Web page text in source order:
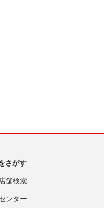
さがす
舗検索
ンター